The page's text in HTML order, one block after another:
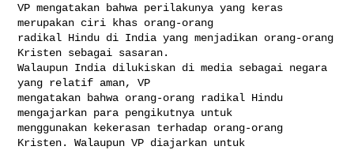
VP mengatakan bahwa perilakunya yang keras
merupakan ciri khas orang-orang
radikal Hindu di India yang menjadikan orang-orang
Kristen sebagai sasaran.
Walaupun India dilukiskan di media sebagai negara
yang relatif aman, VP
mengatakan bahwa orang-orang radikal Hindu
mengajarkan para pengikutnya untuk
menggunakan kekerasan terhadap orang-orang
Kristen. Walaupun VP diajarkan untuk